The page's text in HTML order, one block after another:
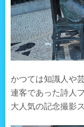
かつては知識人や
連客であった詩人
大人気の記念撮影